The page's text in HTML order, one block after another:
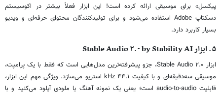
پیکسل» برای موسیقی ارائه کرده است! این ابزار فعلاً بیشتر در اکوسیستم
دسکتاپ Adobe استفاده می‌شود و برای تولیدکنندگان محتوای حرفه‌ای و ویدیو
بسیار کاربرد دارد.
۵. ابزار Stable Audio ۲.۰ by Stability AI
ابزار Stable Audio ۲.۰، جزو پیشرفته‌ترین مدل‌هایی است که فقط با یک پرامپت،
موسیقی سه‌دقیقه‌ای و با کیفیت ۴۴.۱ kHz استریو می‌سازد. ویژگی مهم این ابزار،
قابلیت audio-to-audio است؛ یعنی یک نمونه آهنگ یا ملودی آپلود می‌کنید و با